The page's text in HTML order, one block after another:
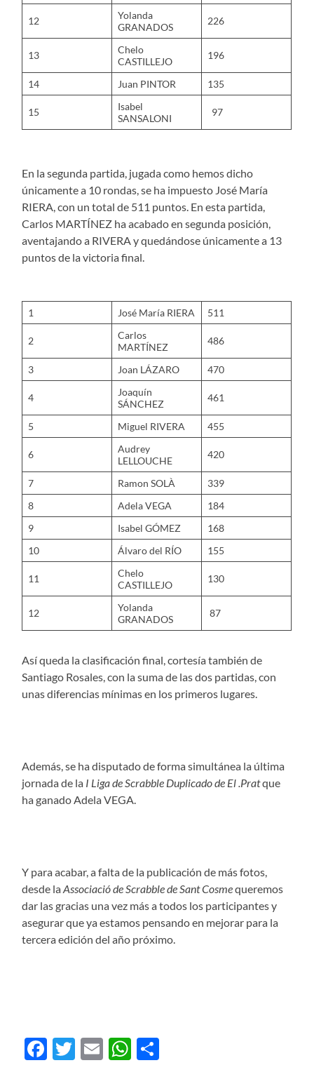
12
Yolanda
GRANADOS
226
13
Chelo
CASTILLEJO
196
14 Juan PINTOR 135
15
Isabel
SANSALONI
97
En la segunda partida, jugada como hemos dicho
únicamente a 10 rondas, se ha impuesto José María
RIERA, con un total de 511 puntos. En esta partida,
Carlos MARTÍNEZ ha acabado en segunda posición,
aventajando a RIVERA y quedándose únicamente a 13
puntos de la victoria final.
1 José María RIERA 511
2
Carlos
MARTÍNEZ
486
3 Joan LÁZARO 470
4
Joaquín
SÁNCHEZ
461
5 Miguel RIVERA 455
6
Audrey
LELLOUCHE
420
7 Ramon SOLÀ
339
8
Adela VEGA
184
9
Isabel GÓMEZ
168
10
Álvaro del RÍO 155
11
Chelo
CASTILLEJO
130
12
Yolanda
GRANADOS
87
Así queda la clasificación final, cortesía también de
Santiago Rosales, con la suma de las dos partidas, con
unas diferencias mínimas en los primeros lugares.
Además, se ha disputado de forma simultánea la última
jornada de la I Liga de Scrabble Duplicado de El .Pratque
ha ganado Adela VEGA.
Y para acabar, a falta de la publicación de más fotos,
desde laAssociació de Scrabble de Sant Cosmequeremos
dar las gracias una vez más a todos los participantes y
asegurar que ya estamos pensando en mejorar para la
tercera edición del año próximo.
Facebook
Twitter
EmailWhatsApp